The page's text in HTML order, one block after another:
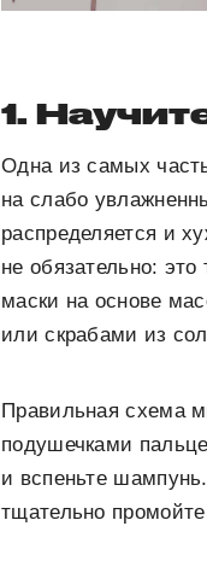
1.
Одна из самых
на слабо
распределяется и
не обязательно:
маски на основе
или скрабами из
Правильная схема
подушечками
и вспеньте
тщательно